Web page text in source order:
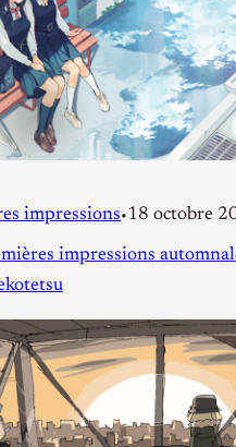
impressions•18 octobre
impressions